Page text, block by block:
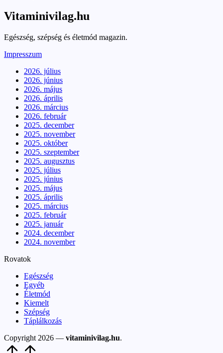
Vitaminivilag.hu
Egészség, szépség és életmód magazin.
Impresszum
2026. július
2026. június
2026. május
2026. április
2026. március
2026. február
2025. december
2025. november
2025. október
2025. szeptember
2025. augusztus
2025. július
2025. június
2025. május
2025. április
2025. március
2025. február
2025. január
2024. december
2024. november
Rovatok
Egészség
Egyéb
Életmód
Kiemelt
Szépség
Táplálkozás
Copyright 2026 — vitaminivilag.hu.